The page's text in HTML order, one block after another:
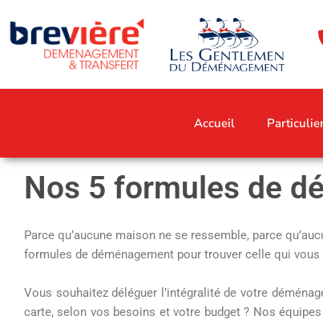
contenu
Accueil
Nos 5 formules de
Parce qu’aucune maison ne se ressemble, parce
formules de déménagement pour trouver celle qui
Vous souhaitez déléguer l’intégralité de votre
carte, selon vos besoins et votre budget ? Nos